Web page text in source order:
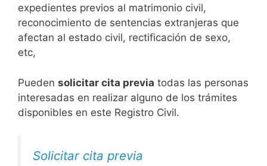
expedientes previos al matrimonio civil,
reconocimiento de sentencias extranjeras que
afectan al estado civil, rectificación de sexo,
etc,
​Pueden solicitar cita previa todas las personas
interesadas en realizar alguno de los trámites
disponibles en este Registro Civil.​
Solicitar cita previa